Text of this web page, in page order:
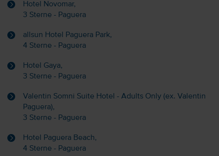
Hotel Novomar,
3 Sterne - Paguera
allsun Hotel Paguera Park,
4 Sterne - Paguera
Hotel Gaya,
3 Sterne - Paguera
Valentin Somni Suite Hotel - Adults Only (ex. Valentin
Paguera),
3 Sterne - Paguera
Hotel Paguera Beach,
4 Sterne - Paguera